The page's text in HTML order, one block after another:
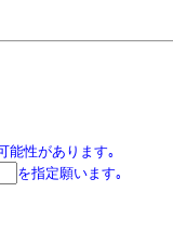
能性があります｡
を指定願います｡